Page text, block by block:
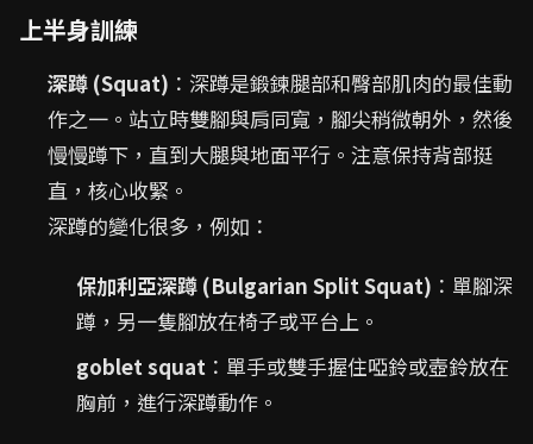
上半身訓練
深蹲 (Squat) ：深蹲是鍛鍊腿部和臀部肌肉的最佳動
作之一。站立時雙腳與肩同寬，腳尖稍微朝外，然後
慢慢蹲下，直到大腿與地面平行。注意保持背部挺
直，核心收緊。
深蹲的變化很多，例如：
保加利亞深蹲 (Bulgarian Split Squat) ：單腳深
蹲，另一隻腳放在椅子或平台上。
goblet squat ：單手或雙手握住啞鈴或壺鈴放在
胸前，進行深蹲動作。